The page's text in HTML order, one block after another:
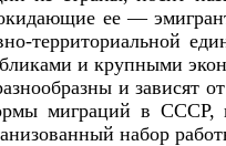
ее —
территориальной
и крупными
и зависят
миграций в СССР,
набор